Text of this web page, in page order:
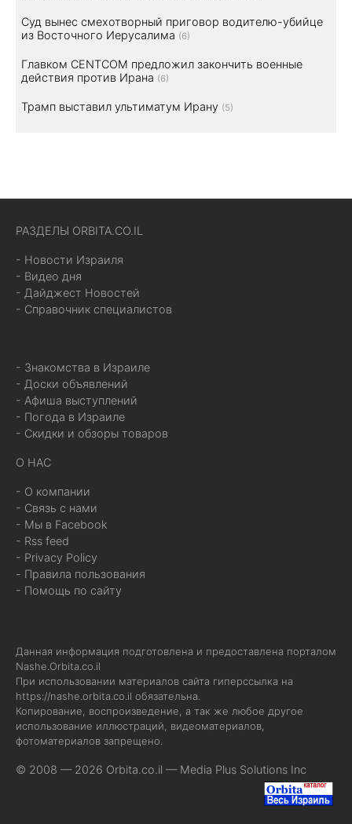
Суд вынес смехотворный приговор водителю-убийце
из Восточного Иерусалима (6)
Главком CENTCOM предложил закончить военные
действия против Ирана (6)
Трамп выставил ультиматум Ирану (5)
РАЗДЕЛЫ ORBITA.CO.IL
- Новости Израиля
- Видео дня
- Дайджест Новостей
- Справочник специалистов
- Знакомства в Израиле
- Доски объявлений
- Афиша выступлений
- Погода в Израиле
- Скидки и обзоры товаров
О НАС
- О компании
- Связь с нами
- Мы в Facebook
- Rss feed
- Privacy Policy
- Правила пользования
- Помощь по сайту
Данная информация подготовлена и предоставлена порталом
Nashe.Orbita.co.il
При использовании материалов сайта гиперссылка на
https://nashe.orbita.co.il обязательна.
Копирование, воспроизведение, а так же любое другое
использование иллюстраций, видеоматериалов,
фотоматериалов запрещено.
© 2008 — 2026 Orbita.co.il — Media Plus Solutions Inc